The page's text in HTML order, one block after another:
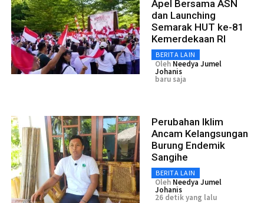
Apel Bersama ASN
dan Launching
Semarak HUT ke-81
Kemerdekaan RI
BERITA LAIN
Oleh Needya Jumel
Johanis
baru saja
Perubahan Iklim
Ancam Kelangsungan
Burung Endemik
Sangihe
BERITA LAIN
Oleh Needya Jumel
Johanis
26 detik yang lalu